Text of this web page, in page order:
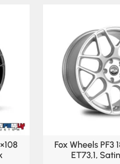
Fox Wheels PF3
ET73,1,